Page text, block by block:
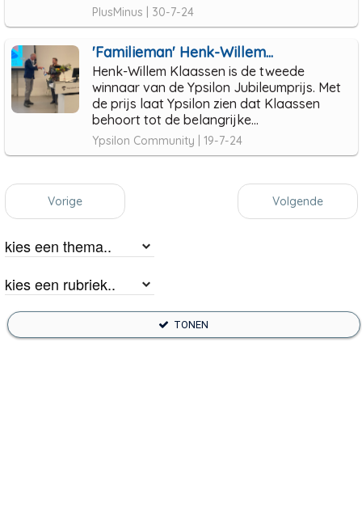
PlusMinus | 30-7-24
'Familieman' Henk-Willem...
Henk-Willem Klaassen is de tweede
winnaar van de Ypsilon Jubileumprijs. Met
de prijs laat Ypsilon zien dat Klaassen
behoort tot de belangrijke...
Ypsilon Community | 19-7-24
Vorige Volgende
TONEN